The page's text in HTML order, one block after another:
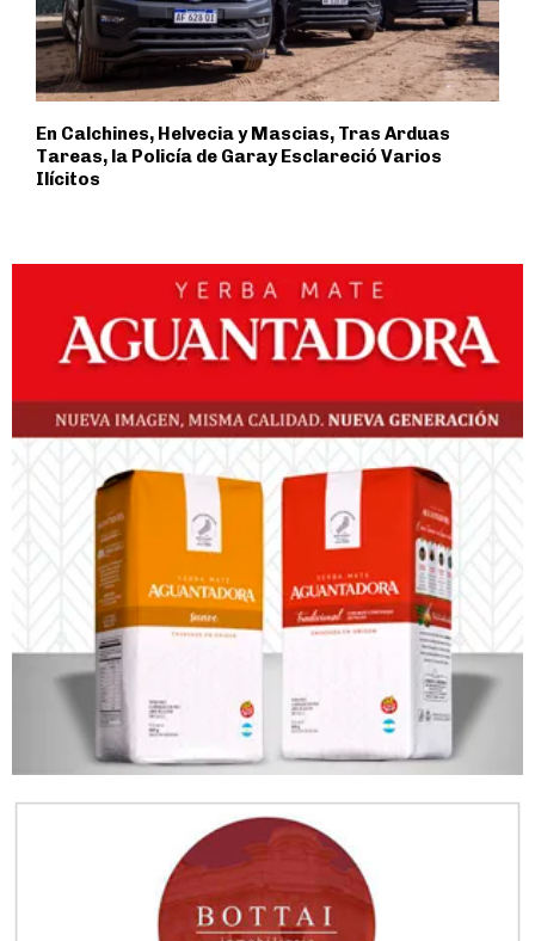
En Calchines, Helvecia y Mascias, Tras Arduas
Tareas, la Policía de Garay Esclareció Varios
Ilícitos